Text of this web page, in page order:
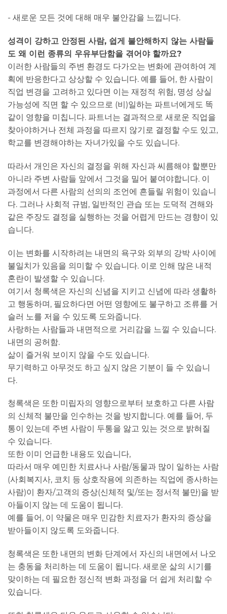
- 새로운 모든 것에 대해 매우 불안감을 느낍니다.
성격이 강하고 안정된 사람, 쉽게 불안해하지 않는 사람들
도 왜 이런 종류의 우유부단함을 겪어야 할까요?
이러한 사람들의 주변 환경도 다가오는 변화에 관여하여 계
획에 반응한다고 상상할 수 있습니다. 예를 들어, 한 사람이
직업 변경을 고려하고 있다면 이는 재정적 위험, 명성 상실
가능성에 직면 할 수 있으므로 (비)일하는 파트너에게도 똑
같이 영향을 미칩니다. 파트너는 결과적으로 새로운 직업을
찾아야하거나 전체 과정을 따르지 않기로 결정할 수도 있고,
학교를 변경해야하는 자녀가있을 수도 있습니다.
따라서 개인은 자신의 결정을 위해 자신과 씨름해야 할뿐만
아니라 주변 사람들 앞에서 그것을 밀어 붙여야합니다. 이
과정에서 다른 사람의 선의의 조언에 흔들릴 위험이 있습니
다. 그러나 사회적 규범, 일반적인 관습 또는 도덕적 견해와
같은 주장도 결정을 실행하는 것을 어렵게 만드는 경향이 있
습니다.
이는 변화를 시작하려는 내면의 욕구와 외부의 강박 사이에
불일치가 있음을 의미할 수 있습니다. 이로 인해 많은 내적
혼란이 발생할 수 있습니다.
여기서 청록색은 자신의 신념을 지키고 신념에 따라 생활하
고 행동하며, 필요하다면 어떤 영향에도 불구하고 조류를 거
슬러 노를 저을 수 있도록 도와줍니다.
사랑하는 사람들과 내면적으로 거리감을 느낄 수 있습니다.
내면의 공허함.
삶이 즐거워 보이지 않을 수도 있습니다.
무기력하고 아무것도 하고 싶지 않은 기분이 들 수 있습니
다.
청록색은 또한 미립자의 영향으로부터 보호하고 다른 사람
의 신체적 불만을 인수하는 것을 방지합니다. 예를 들어, 두
통이 있는데 주변 사람이 두통을 앓고 있는 것으로 밝혀질
수 있습니다.
또한 이미 언급한 내용도 있습니다,
따라서 매우 예민한 치료사나 사람/동물과 많이 일하는 사람
(사회복지사, 코치 등 상호작용에 의존하는 직업에 종사하는
사람)이 환자/고객의 증상(신체적 및/또는 정서적 불만)을 받
아들이지 않는 데 도움이 됩니다.
예를 들어, 이 약물은 매우 민감한 치료자가 환자의 증상을
받아들이지 않도록 도와줍니다.
청록색은 또한 내면의 변화 단계에서 자신의 내면에서 나오
는 충동을 처리하는 데 도움이 됩니다. 새로운 삶의 시기를
맞이하는 데 필요한 정신적 변화 과정을 더 쉽게 처리할 수
있습니다.